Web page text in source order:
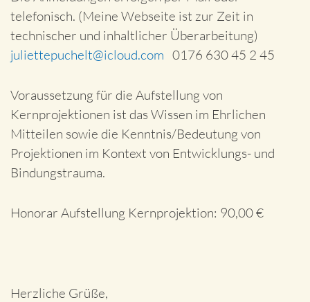
telefonisch. (Meine Webseite ist zur Zeit in
technischer und inhaltlicher Überarbeitung)
juliettepuchelt@icloud.com 0176 630 45 2 45
Voraussetzung für die Aufstellung von
Kernprojektionen ist das Wissen im Ehrlichen
Mitteilen sowie die Kenntnis/Bedeutung von
Projektionen im Kontext von Entwicklungs- und
Bindungstrauma.
Honorar Aufstellung Kernprojektion: 90,00 €
Herzliche Grüße,